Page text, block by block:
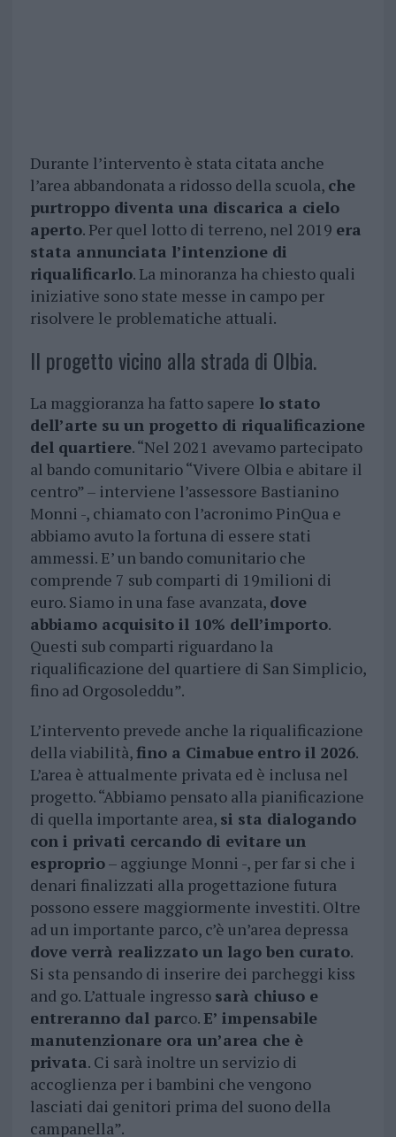
Durante l’intervento è stata citata anche
l’area abbandonata a ridosso della scuola, che
purtroppo diventa una discarica a cielo
aperto. Per quel lotto di terreno, nel 2019 era
stata annunciata l’intenzione di
riqualificarlo. La minoranza ha chiesto quali
iniziative sono state messe in campo per
risolvere le problematiche attuali.
Il progetto vicino alla strada di Olbia.
La maggioranza ha fatto sapere lo stato
dell’arte su un progetto di riqualificazione
del quartiere. “Nel 2021 avevamo partecipato
al bando comunitario “Vivere Olbia e abitare il
centro” – interviene l’assessore Bastianino
Monni -, chiamato con l’acronimo PinQua e
abbiamo avuto la fortuna di essere stati
ammessi. E’ un bando comunitario che
comprende 7 sub comparti di 19milioni di
euro. Siamo in una fase avanzata, dove
abbiamo acquisito il 10% dell’importo.
Questi sub comparti riguardano la
riqualificazione del quartiere di San Simplicio,
fino ad Orgosoleddu”.
L’intervento prevede anche la riqualificazione
della viabilità,fino a Cimabue entro il 2026.
L’area è attualmente privata ed è inclusa nel
progetto. “Abbiamo pensato alla pianificazione
di quella importante area, si sta dialogando
con i privati cercando di evitare un
esproprio– aggiunge Monni -, per far si che i
denari finalizzati alla progettazione futura
possono essere maggiormente investiti. Oltre
ad un importante parco, c’è un’area depressa
dove verrà realizzato un lago ben curato.
Si sta pensando di inserire dei parcheggi kiss
and go. L’attuale ingresso sarà chiuso e
entreranno dal parco.E’ impensabile
manutenzionare ora un’area che è
privata. Ci sarà inoltre un servizio di
accoglienza per i bambini che vengono
lasciati dai genitori prima del suono della
campanella”.